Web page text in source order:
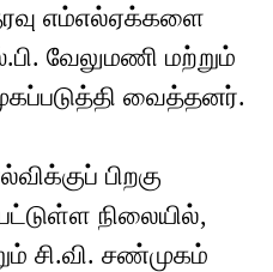
எம்எல்ஏக்களை
வேலுமணி மற்றும்
வைத்தனர்.
பிறகு
நிலையில்,
சி.வி. சண்முகம்